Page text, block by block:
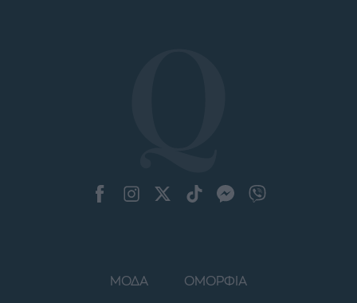
ΜΟΔΑ ΟΜΟΡΦΙΑ